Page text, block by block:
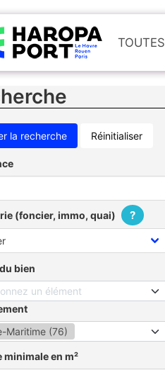
TOUTES
Réinitialiser
(foncier, immo, quai) ?
bien
un élément
Maritime (76)
minimale en m²